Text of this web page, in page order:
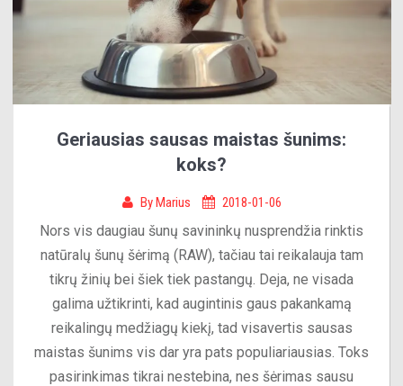
Geriausias sausas maistas šunims:
koks?
ByMarius 2018-01-06
Nors vis daugiau šunų savininkų nusprendžia rinktis
natūralų šunų šėrimą (RAW), tačiau tai reikalauja tam
tikrų žinių bei šiek tiek pastangų. Deja, ne visada
galima užtikrinti, kad augintinis gaus pakankamą
reikalingų medžiagų kiekį, tad visavertis sausas
maistas šunims vis dar yra pats populiariausias. Toks
pasirinkimas tikrai nestebina, nes šėrimas sausu